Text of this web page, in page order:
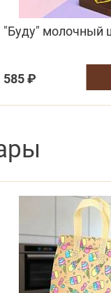
"Буду" молочный
585 ₽